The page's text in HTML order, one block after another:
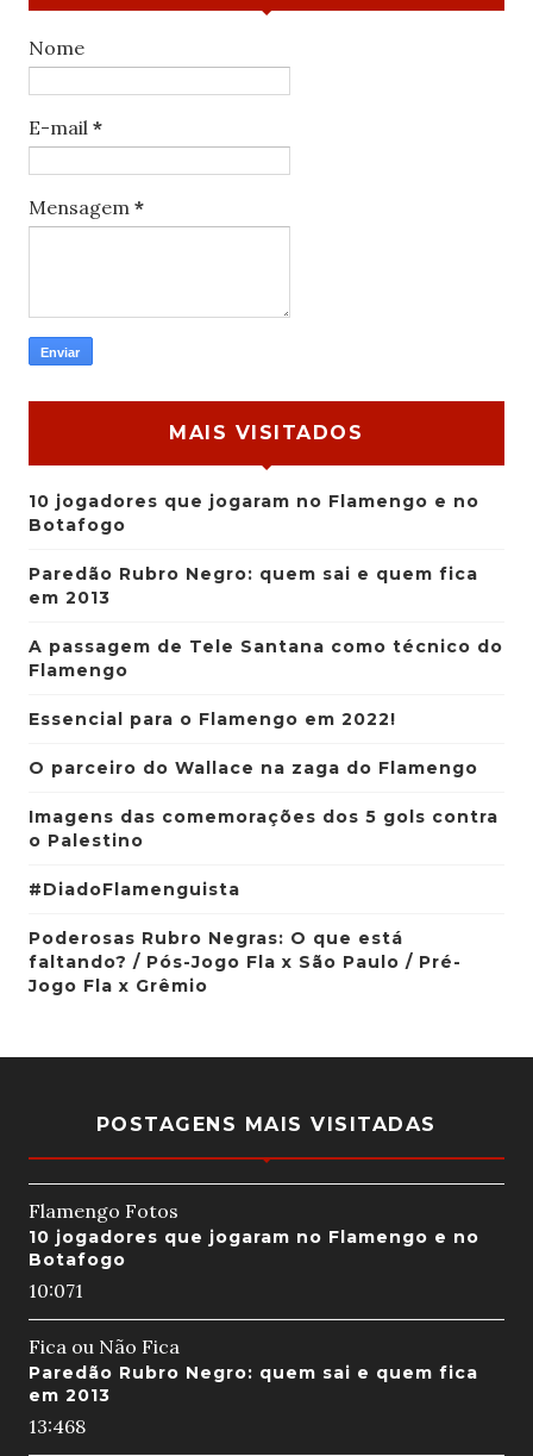
Nome
E-mail *
Mensagem *
MAIS VISITADOS
10 jogadores que jogaram no Flamengo e no
Botafogo
Paredão Rubro Negro: quem sai e quem fica
em 2013
A passagem de Tele Santana como técnico do
Flamengo
Essencial para o Flamengo em 2022!
O parceiro do Wallace na zaga do Flamengo
Imagens das comemorações dos 5 gols contra
o Palestino
#DiadoFlamenguista
Poderosas Rubro Negras: O que está
faltando? / Pós-Jogo Fla x São Paulo / Pré-
Jogo Fla x Grêmio
POSTAGENS MAIS VISITADAS
Flamengo Fotos
10 jogadores que jogaram no Flamengo e no
Botafogo
10:071
Fica ou Não Fica
Paredão Rubro Negro: quem sai e quem fica
em 2013
13:468